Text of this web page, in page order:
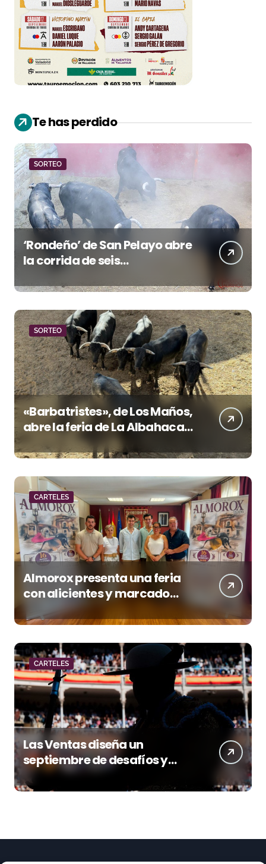
Te has perdido
SORTEO
‘Rondeño’ de San Pelayo abre
la corrida de seis
Santa María esta noche
SORTEO
«Barbatristes», de Los Maños,
abre la feria de La Albahaca
de Huesca
CARTELES
Almorox presenta una feria
con alicientes y marcado
acento torista
CARTELES
Las Ventas diseña un
septiembre de desafíos y
variedad ganadera